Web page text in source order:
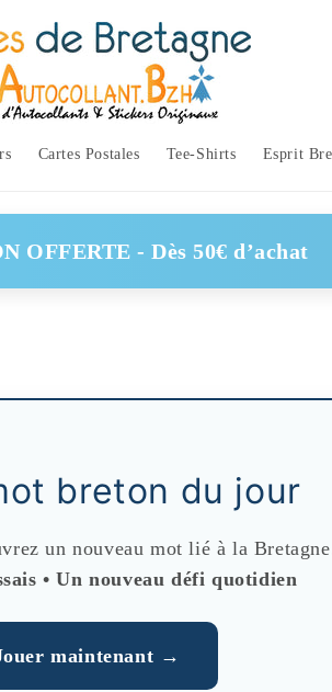
Cartes Postales Tee-Shirts Esprit
OFFERTE - Dès 50€ d’achat
breton du jour
un nouveau mot lié à la
• Un nouveau défi quotidien
maintenant →